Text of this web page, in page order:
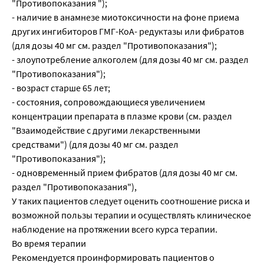
"Противопоказания ");
- наличие в анамнезе миотоксичности на фоне приема
других ингибиторов ГМГ-КоА- редуктазы или фибратов
(для дозы 40 мг см. раздел "Противопоказания");
- злоупотребление алкоголем (для дозы 40 мг см. раздел
"Противопоказания");
- возраст старше 65 лет;
- состояния, сопровождающиеся увеличением
концентрации препарата в плазме крови (см. раздел
"Взаимодействие с другими лекарственными
средствами") (для дозы 40 мг см. раздел
"Противопоказания");
- одновременный прием фибратов (для дозы 40 мг см.
раздел "Противопоказания"),
У таких пациентов следует оценить соотношение риска и
возможной пользы терапии и осуществлять клиническое
наблюдение на протяжении всего курса терапии.
Во время терапии
Рекомендуется проинформировать пациентов о